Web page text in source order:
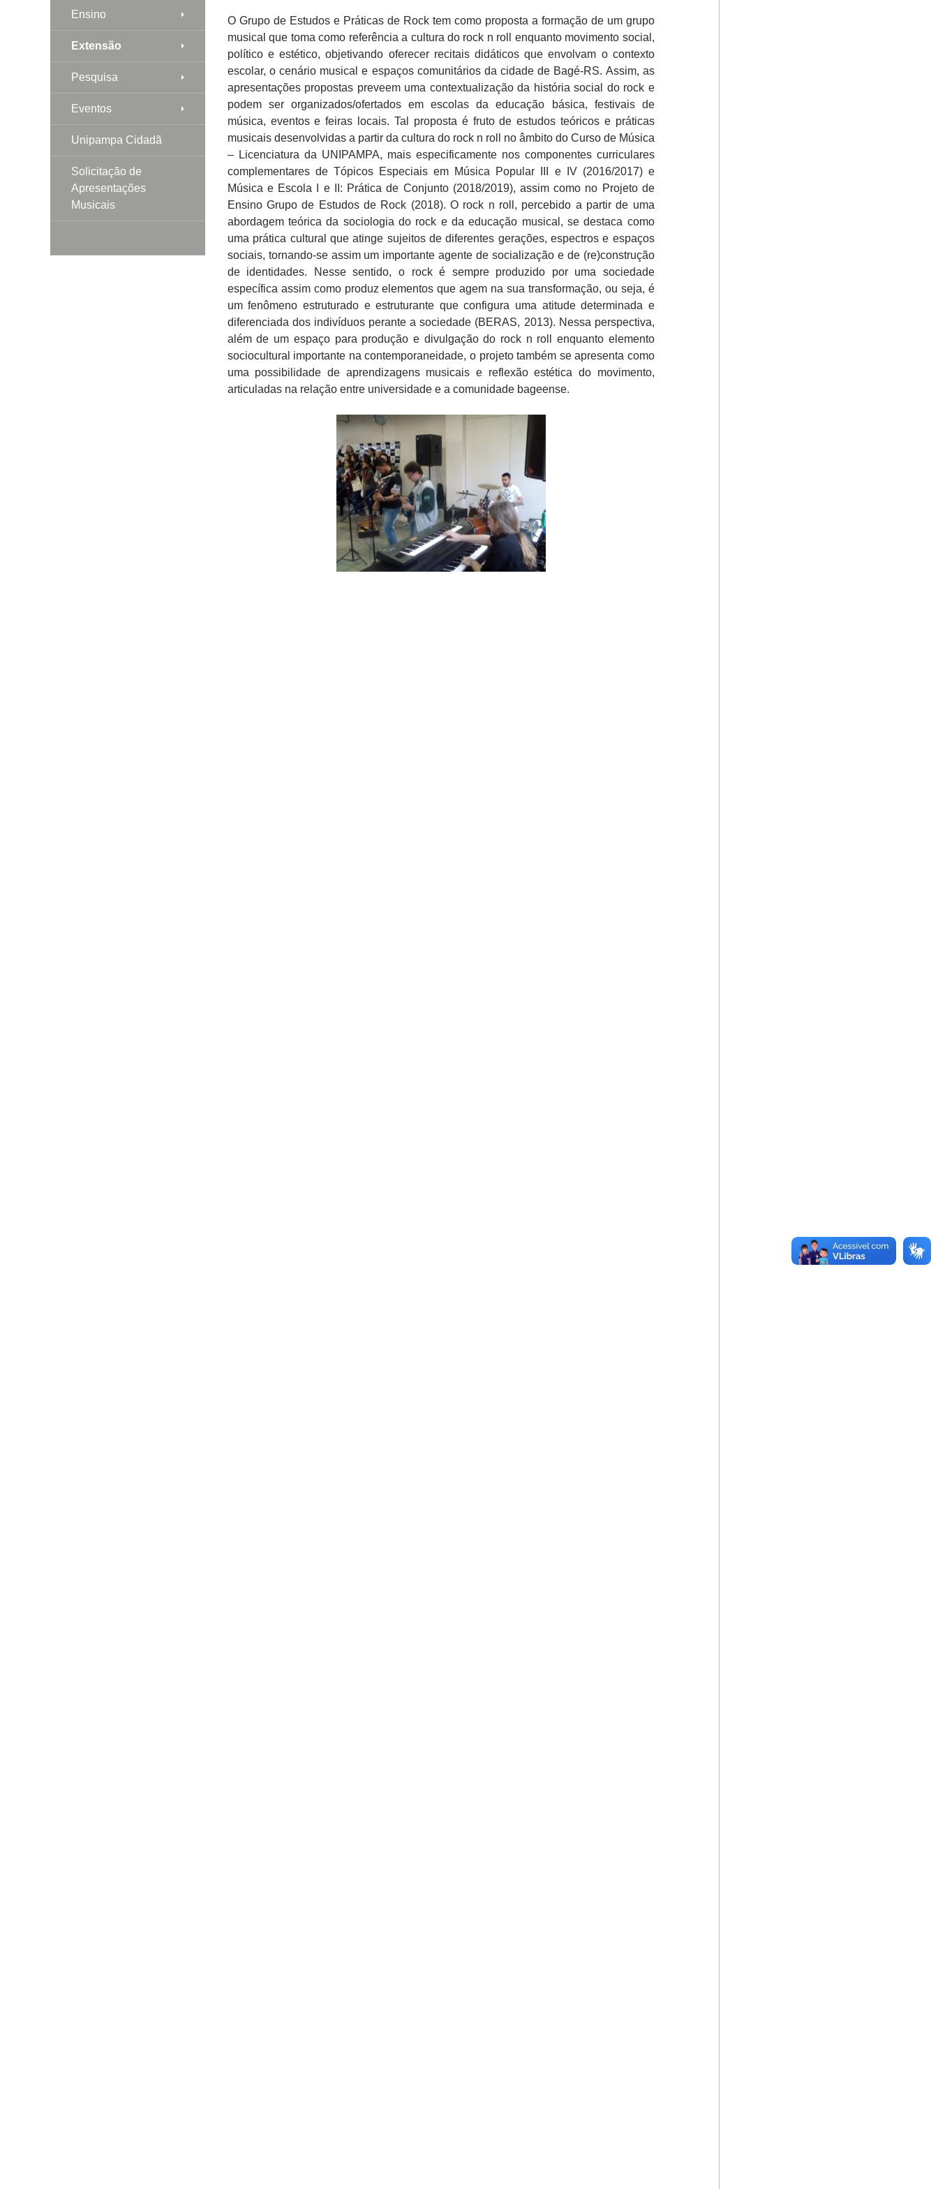
O Grupo de Estudos e Práticas de Rock tem como proposta a formação de um grupo
musical que toma como referência a cultura do rock n roll enquanto movimento social,
político e estético, objetivando oferecer recitais didáticos que envolvam o contexto
escolar, o cenário musical e espaços comunitários da cidade de Bagé-RS. Assim, as
apresentações propostas preveem uma contextualização da história social do rock e
podem ser organizados/ofertados em escolas da educação básica, festivais de
música, eventos e feiras locais. Tal proposta é fruto de estudos teóricos e práticas
musicais desenvolvidas a partir da cultura do rock n roll no âmbito do Curso de Música
– Licenciatura da UNIPAMPA, mais especificamente nos componentes curriculares
complementares de Tópicos Especiais em Música Popular III e IV (2016/2017) e
Música e Escola I e II: Prática de Conjunto (2018/2019), assim como no Projeto de
Ensino Grupo de Estudos de Rock (2018). O rock n roll, percebido a partir de uma
abordagem teórica da sociologia do rock e da educação musical, se destaca como
uma prática cultural que atinge sujeitos de diferentes gerações, espectros e espaços
sociais, tornando-se assim um importante agente de socialização e de (re)construção
de identidades. Nesse sentido, o rock é sempre produzido por uma sociedade
específica assim como produz elementos que agem na sua transformação, ou seja, é
um fenômeno estruturado e estruturante que configura uma atitude determinada e
diferenciada dos indivíduos perante a sociedade (BERAS, 2013). Nessa perspectiva,
além de um espaço para produção e divulgação do rock n roll enquanto elemento
sociocultural importante na contemporaneidade, o projeto também se apresenta como
uma possibilidade de aprendizagens musicais e reflexão estética do movimento,
articuladas na relação entre universidade e a comunidade bageense.
Ensino
Extensão
Pesquisa
Eventos
Unipampa Cidadã
Solicitação de
Apresentações
Musicais